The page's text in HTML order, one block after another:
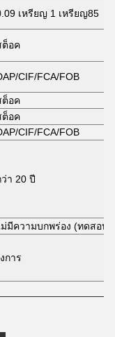
เหรียญ 1 เหรียญ85
ต็อค
CIF/FCA/FOB
ต็อค
ต็อค
CIF/FCA/FOB
ว่า 20 ปี
มีความบกพร่อง (ทดสอบ
การ